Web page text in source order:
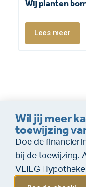
Wij planten
Lees meer
Cookie policy
Privacy (Financiële
Wil jij meer
toewijzing
Doe de
bij de toewijzing.
VLIEG